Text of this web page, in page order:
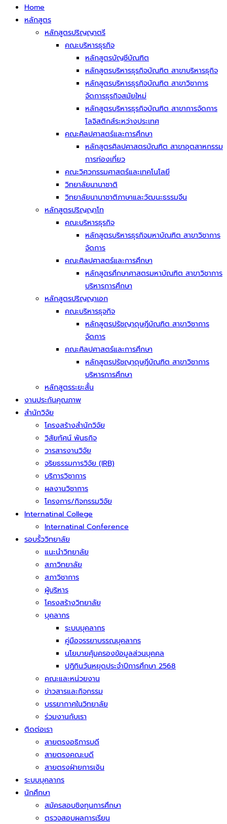
Home
หลักสูตร
หลักสูตรปริญญาตรี
คณะบริหารธุรกิจ
หลักสูตรบัญชีบัณฑิต
หลักสูตรบริหารธุรกิจบัณฑิต สาขาบริหารธุกิจ
หลักสูตรบริหารธุรกิจบัณฑิต สาขาวิชาการ
จัดการธุรกิจสมัยใหม่
หลักสูตรบริหารธุรกิจบัณฑิต สาขาการจัดการ
โลจิสติกส์ระหว่างประเทศ
คณะศิลปศาสตร์และการศึกษา
หลักสูตรศิลปศาสตรบัณฑิต สาขาอุตสาหกรรม
การท่องเที่ยว
คณะวิศวกรรมศาสตร์และเทคโนโลยี
วิทยาลัยนานาชาติ
วิทยาลัยนานาชาติภาษาและวัฒนะธรรมจีน
หลักสูตรปริญญาโท
คณะบริหารธุรกิจ
หลักสูตรบริหารธุรกิจมหาบัณฑิต สาขาวิชาการ
จัดการ
คณะศิลปศาสตร์และการศึกษา
หลักสูตรศึกษาศาสตรมหาบัณฑิต สาขาวิชาการ
บริหารการศึกษา
หลักสูตรปริญญาเอก
คณะบริหารธุจกิจ
หลักสูตรปรัชญาดุษฎีบัณฑิต สาขาวิชาการ
จัดการ
คณะศิลปศาสตร์และการศึกษา
หลักสูตรปรัชญาดุษฎีบัณฑิต สาขาวิชาการ
บริหารการศึกษา
หลักสูตรระยะสั้น
งานประกันคุณภาพ
สำนักวิจัย
โครงสร้างสำนักวิจัย
วิสัยทัศน์ พันธกิจ
วารสารงานวิจัย
จริยธรรมการวิจัย (IRB)
บริการวิชาการ
ผลงานวิชาการ
โครงการ/กิจกรรมวิจัย
Internatinal College
Internatinal Conference
รอบรั้ววิทยาลัย
แนะนำวิทยาลัย
สภาวิทยาลัย
สภาวิชาการ
ผู้บริหาร
โครงสร้างวิทยาลัย
บุคลากร
ระบบบุคลากร
คู่มือจรรยาบรรณบุคลากร
นโยบายคุ้มครองข้อมูลส่วนบุคคล
ปฏิทินวันหยุดประจำปีการศึกษา 2568
คณะและหน่วยงาน
ข่าวสารและกิจกรรม
บรรยากาศในวิทยาลัย
ร่วมงานกับเรา
ติดต่อเรา
สายตรงอธิการบดี
สายตรงคณะบดี
สายตรงฝ่ายการเงิน
ระบบบุคลากร
นักศึกษา
สมัครสอบชิงทุนการศึกษา
ตรวจสอบผลการเรียน